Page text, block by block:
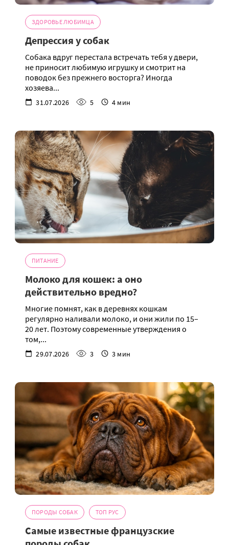
ЗДОРОВЬЕ ЛЮБИМЦА
Депрессия у собак
Собака вдруг перестала встречать тебя у двери,
не приносит любимую игрушку и смотрит на
поводок без прежнего восторга? Иногда
хозяева...
31.07.2026 5 4 мин
ПИТАНИЕ
Молоко для кошек: а оно
действительно вредно?
Многие помнят, как в деревнях кошкам
регулярно наливали молоко, и они жили по 15–
20 лет. Поэтому современные утверждения о
том,...
29.07.2026 3 3 мин
ПОРОДЫ СОБАК ТОП РУС
Самые известные французские